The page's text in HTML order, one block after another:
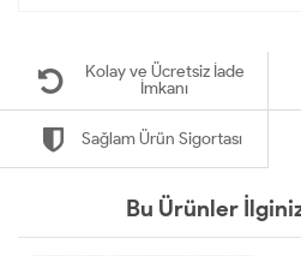
Kolay ve Ücretsiz İade
İmkanı
Sağlam Ürün Sigortası
Bu Ürünler